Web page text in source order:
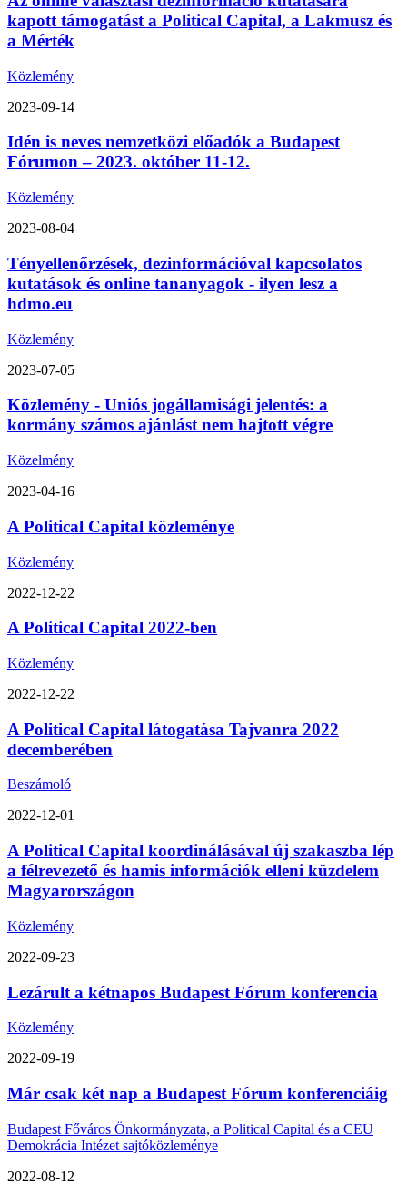
kapott támogatást a Political Capital, a Lakmusz és
a Mérték
Közlemény
2023-09-14
Idén is neves nemzetközi előadók a Budapest
Fórumon – 2023. október 11-12.
Közlemény
2023-08-04
Tényellenőrzések, dezinformációval kapcsolatos
kutatások és online tananyagok - ilyen lesz a
hdmo.eu
Közlemény
2023-07-05
Közlemény - Uniós jogállamisági jelentés: a
kormány számos ajánlást nem hajtott végre
Közelmény
2023-04-16
A Political Capital közleménye
Közlemény
2022-12-22
A Political Capital 2022-ben
Közlemény
2022-12-22
A Political Capital látogatása Tajvanra 2022
decemberében
Beszámoló
2022-12-01
A Political Capital koordinálásával új szakaszba lép
a félrevezető és hamis információk elleni küzdelem
Magyarországon
Közlemény
2022-09-23
Lezárult a kétnapos Budapest Fórum konferencia
Közlemény
2022-09-19
Már csak két nap a Budapest Fórum konferenciáig
Budapest Főváros Önkormányzata, a Political Capital és a CEU
Demokrácia Intézet sajtóközleménye
2022-08-12